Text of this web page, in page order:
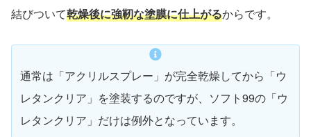
結びついて乾燥後に強靭な塗膜に仕上がるからです。
通常は「アクリルスプレー」が完全乾燥してから「ウ
レタンクリア」を塗装するのですが、ソフト99の「ウ
レタンクリア」だけは例外となっています。